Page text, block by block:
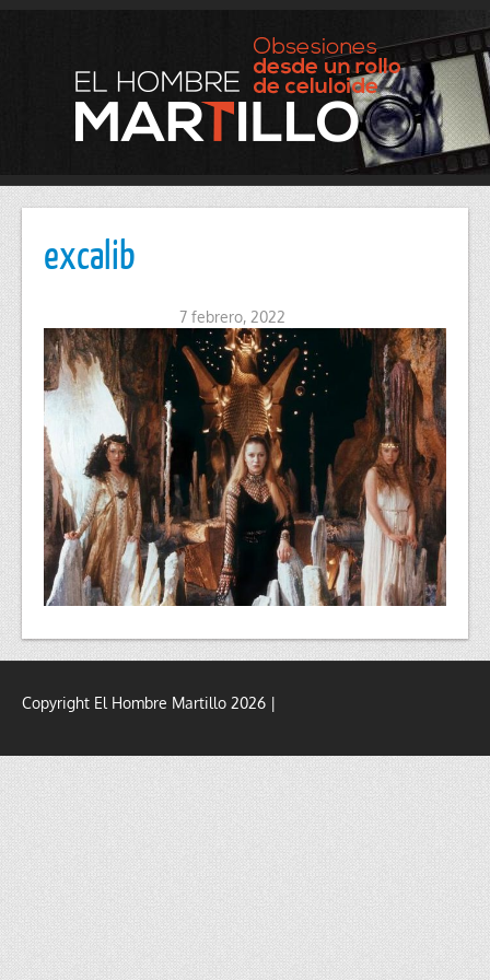
excalib
7 febrero, 2022
Copyright El Hombre Martillo 2026 |